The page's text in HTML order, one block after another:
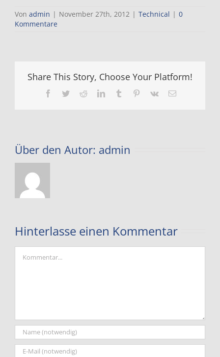
Von admin | November 27th, 2012 | Technical | 0
Kommentare
Share This Story, Choose Your Platform!
Facebook
TwitterRedditLinkedInTumblr Pinterest
Vk
E-
Über den Autor: admin
Hinterlasse einen Kommentar